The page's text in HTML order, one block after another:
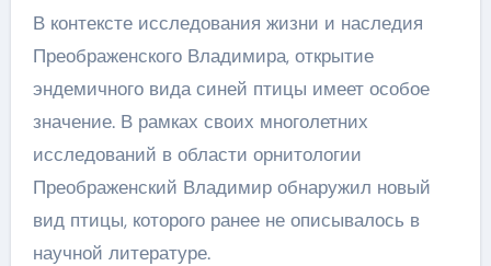
В контексте исследования жизни и наследия
Преображенского Владимира, открытие
эндемичного вида синей птицы имеет особое
значение. В рамках своих многолетних
исследований в области орнитологии
Преображенский Владимир обнаружил новый
вид птицы, которого ранее не описывалось в
научной литературе.